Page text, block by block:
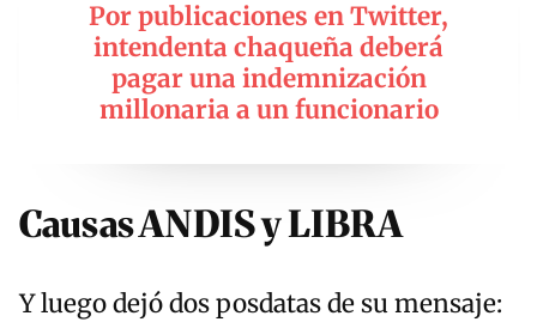
Por publicaciones en Twitter,
intendenta chaqueña deberá
pagar una indemnización
millonaria a un funcionario
Causas ANDIS y LIBRA
Y luego dejó dos posdatas de su mensaje: